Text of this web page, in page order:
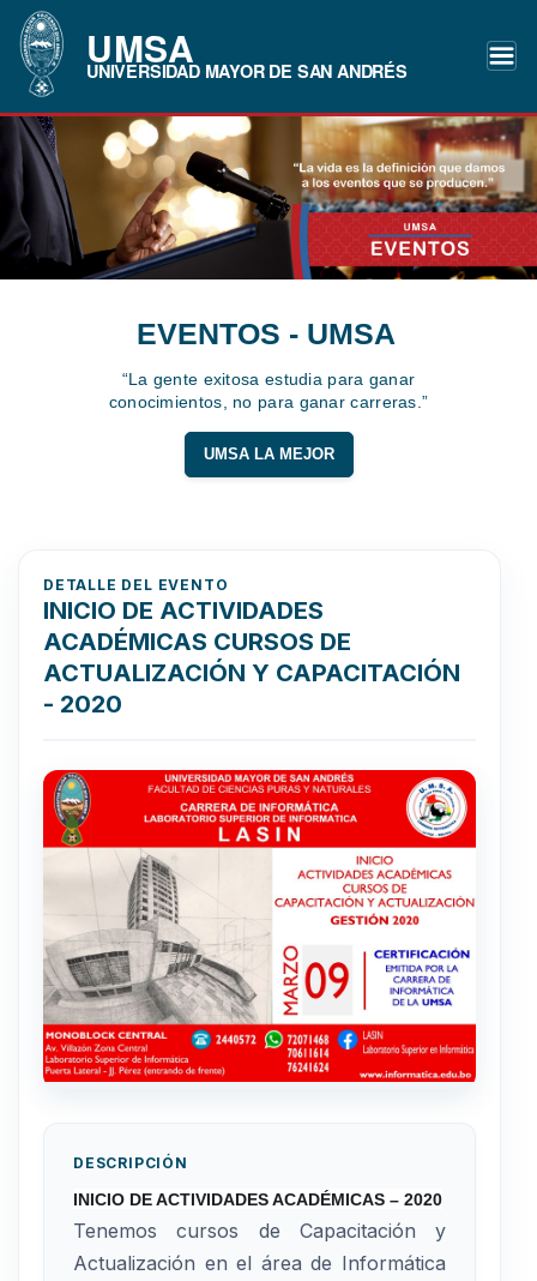
UMSA
UNIVERSIDAD MAYOR DE SAN ANDRÉS
EVENTOS - UMSA
“La gente exitosa estudia para ganar
conocimientos, no para ganar carreras.”
UMSA LA MEJOR
DETALLE DEL EVENTO
INICIO DE ACTIVIDADES
ACADÉMICAS CURSOS DE
ACTUALIZACIÓN Y CAPACITACIÓN
- 2020
DESCRIPCIÓN
INICIO DE ACTIVIDADES ACADÉMICAS – 2020
Tenemos cursos de Capacitación y
Actualización en el área de Informática